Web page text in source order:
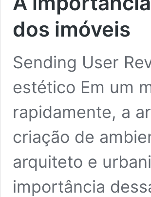
dos imóveis
Sending User
estético Em um
rapidamente, a
criação de
arquiteto e
importância